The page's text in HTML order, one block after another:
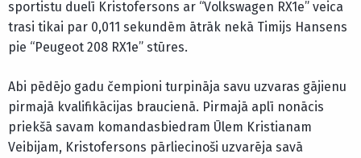
sportistu duelī Kristofersons ar “Volkswagen RX1e” veica
trasi tikai par 0,011 sekundēm ātrāk nekā Timijs Hansens
pie “Peugeot 208 RX1e” stūres.
Abi pēdējo gadu čempioni turpināja savu uzvaras gājienu
pirmajā kvalifikācijas braucienā. Pirmajā aplī nonācis
priekšā savam komandasbiedram Ūlem Kristianam
Veibijam, Kristofersons pārliecinoši uzvarēja savā